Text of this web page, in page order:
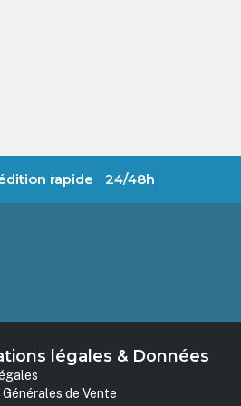
rapide 24/48h
légales & Données
de Vente